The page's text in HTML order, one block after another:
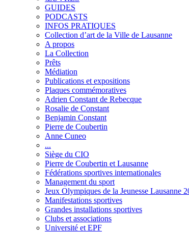
GUIDES
PODCASTS
INFOS PRATIQUES
Collection d’art de la Ville de Lausanne
A propos
La Collection
Prêts
Médiation
Publications et expositions
Plaques commémoratives
Adrien Constant de Rebecque
Rosalie de Constant
Benjamin Constant
Pierre de Coubertin
Anne Cuneo
...
Siège du CIO
Pierre de Coubertin et Lausanne
Fédérations sportives internationales
Management du sport
Jeux Olympiques de la Jeunesse Lausanne
Manifestations sportives
Grandes installations sportives
Clubs et associations
Université et EPF